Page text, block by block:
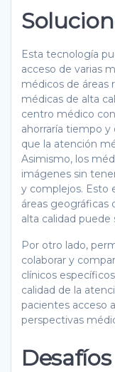
Esta tecnología
acceso de varias
médicos de áreas
médicas de alta
centro médico
ahorraría tiempo y
que la atención
Asimismo, los
imágenes sin
y complejos. Esto
áreas geográficas
alta calidad puede
Por otro lado,
colaborar y
clínicos
calidad de la
pacientes acceso
perspectivas
Desafíos